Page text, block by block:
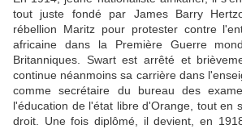
tout juste fondé par James Barry
rébellion Maritz pour protester contre
africaine dans la Première Guerre
Britanniques. Swart est arrêté et
continue néanmoins sa carrière dans
comme secrétaire du bureau des
l'éducation de l'état libre d'Orange, tout en
droit. Une fois diplômé, il devient, en